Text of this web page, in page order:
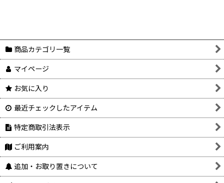
商品カテゴリ一覧
マイページ
お気に入り
最近チェックしたアイテム
特定商取引法表示
ご利用案内
追加・お取り置きについて